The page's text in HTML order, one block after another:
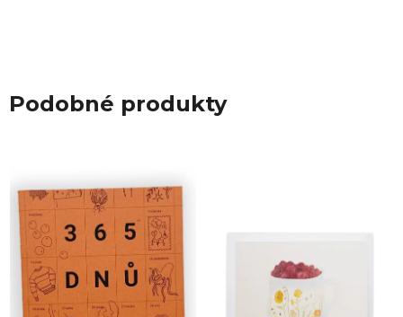
Podobné produkty